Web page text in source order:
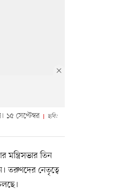
১৫ সেপ্টেম্বর
ছবি:
মন্ত্রিসভার তিন
তরুণদের নেতৃত্বে